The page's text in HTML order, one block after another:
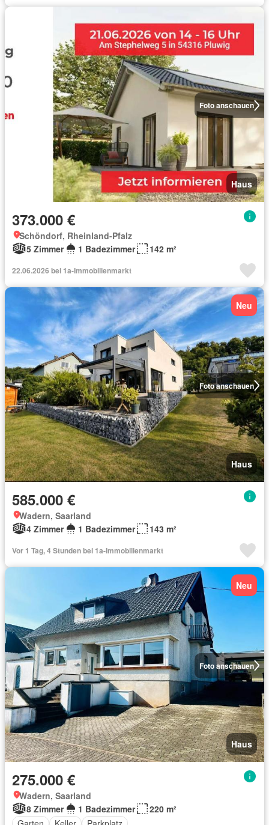
Foto anschauen
Haus
373.000 €
Schöndorf, Rheinland-Pfalz
5 Zimmer
1 Badezimmer 142 m²
22.06.2026 bei 1a-Immobilienmarkt
Foto anschauen
Neu
Haus
585.000 €
Wadern, Saarland
4 Zimmer
1 Badezimmer 143 m²
Vor 1 Tag, 4 Stunden bei 1a-Immobilienmarkt
Foto anschauen
Neu
Haus
275.000 €
Wadern, Saarland
8 Zimmer
1 Badezimmer
220 m²